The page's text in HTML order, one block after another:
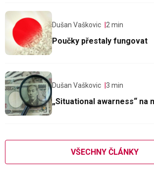
Dušan Vaškovic 2 min
Poučky přestaly fungovat
Dušan Vaškovic 3 min
„Situational awarness“ na
VŠECHNY ČLÁNKY